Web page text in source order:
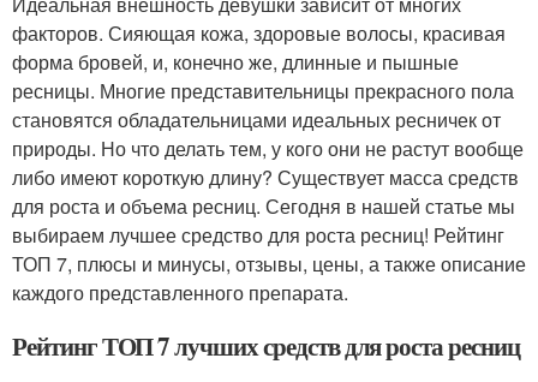
факторов. Сияющая кожа, здоровые волосы, красивая
форма бровей, и, конечно же, длинные и пышные
ресницы. Многие представительницы прекрасного пола
становятся обладательницами идеальных ресничек от
природы. Но что делать тем, у кого они не растут вообще
либо имеют короткую длину? Существует масса средств
для роста и объема ресниц. Сегодня в нашей статье мы
выбираем лучшее средство для роста ресниц! Рейтинг
ТОП 7, плюсы и минусы, отзывы, цены, а также описание
каждого представленного препарата.
Рейтинг ТОП 7 лучших средств для роста ресниц